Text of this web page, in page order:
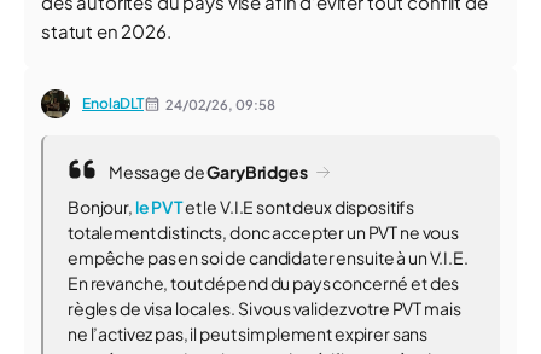
statut en 2026.
EnolaDLT 24/02/26, 09:58
Message deGaryBridges
Bonjour, le PVTet le V.I.E sont deux dispositifs
totalement distincts, donc accepter un PVT ne vous
empêche pas en soi de candidater ensuite à un V.I.E.
En revanche, tout dépend du pays concerné et des
règles de visa locales. Si vous validez votre PVT mais
ne l’activez pas, il peut simplement expirer sans